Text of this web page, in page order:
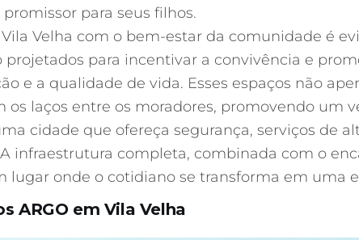
para seus filhos.
Velha com o bem-estar da comunidade é
projetados para incentivar a convivência e
e a qualidade de vida. Esses espaços não
laços entre os moradores, promovendo um
cidade que ofereça segurança, serviços de
infraestrutura completa, combinada com o
lugar onde o cotidiano se transforma em uma
ARGO em Vila Velha